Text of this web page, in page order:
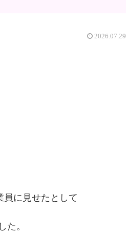
2026.07.29
員に見せたとして
た。